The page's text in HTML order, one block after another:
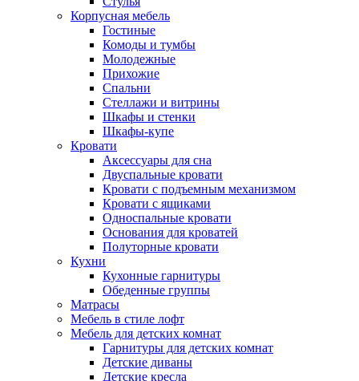
Корпусная мебель
Гостиные
Комоды и тумбы
Молодежные
Прихожие
Спальни
Стеллажи и витрины
Шкафы и стенки
Шкафы-купе
Кровати
Аксессуары для сна
Двуспальные кровати
Кровати с подъемным механизмом
Кровати с ящиками
Односпальные кровати
Основания для кроватей
Полуторные кровати
Кухни
Кухонные гарнитуры
Обеденные группы
Матрасы
Мебель в стиле лофт
Мебель для детских комнат
Гарнитуры для детских комнат
Детские диваны
Детские кресла